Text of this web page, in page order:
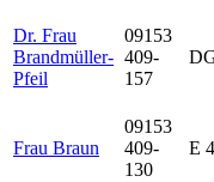
Dr. Frau
Brandmüller-
Pfeil
09153
409-
157
Frau Braun
09153
409-
130
E 4